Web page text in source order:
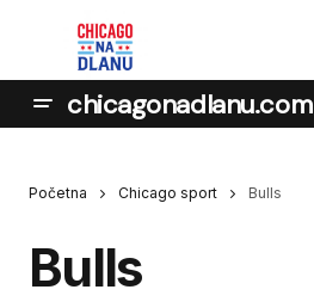
chicagonadlanu.com
Početna Chicago sport Bulls
Bulls